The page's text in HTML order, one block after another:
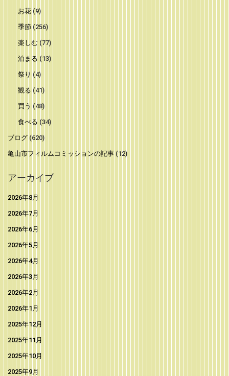
お花(9)
季節 (256)
楽しむ (77)
泊まる (13)
祭り (4)
観る (41)
買う (48)
食べる (34)
ブログ (620)
亀山市フィルムコミッションの記事 (12)
アーカイブ
2026年8月
2026年7月
2026年6月
2026年5月
2026年4月
2026年3月
2026年2月
2026年1月
2025年12月
2025年11月
2025年10月
2025年9月